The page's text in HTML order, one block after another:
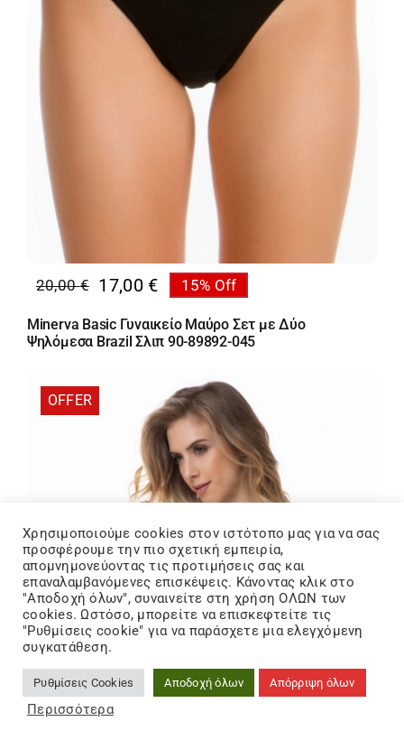
20,00€
Original
price
was:
17,00 €
Η
τρέχουσα
τιμή
17,00 €.
15% Off
Minerva Basic Γυναικείο Μαύρο Σετ με Δύο
Ψηλόμεσα Brazil Σλιπ 90-89892-045
OFFER
Χρησιμοποιούμε cookies στον ιστότοπo μας για να σας
προσφέρουμε την πιο σχετική εμπειρία,
απομνημονεύοντας τις προτιμήσεις σας και
επαναλαμβανόμενες επισκέψεις. Κάνοντας κλικ στο
"Αποδοχή όλων", συναινείτε στη χρήση ΟΛΩΝ των
cookies. Ωστόσο, μπορείτε να επισκεφτείτε τις
"Ρυθμίσεις cookie" για να παράσχετε μια ελεγχόμενη
συγκατάθεση.
Ρυθμίσεις Cookies Αποδοχή όλων Απόρριψη όλων
Περισσότερα